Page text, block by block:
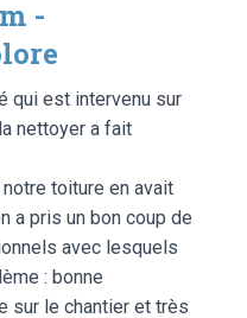
-
qui est intervenu sur
nettoyer a fait
toiture en avait
a pris un bon coup de
avec lesquels
: bonne
sur le chantier et très